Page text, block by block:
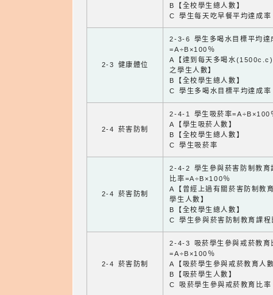
B【全校學生總人數】
C 學生每天吃早餐平均達成率
2-3 健康體位
2-3-6 學生多喝水目標平均達
=A÷B×100％
A【達到每天多喝水
之學生人數】
B【全校學生總人數】
C 學生多喝水目標平均達成率
2-4 菸害防制
2-4-1 學生吸菸率=A÷B×100
A【學生吸菸人數】
B【全校學生總人數】
C 學生吸菸率
2-4 菸害防制
2-4-2 學生參與菸害防制教育
比率=A÷B×100％
A【曾經上過有關菸害防制教
學生人數】
B【全校學生總人數】
C 學生參與菸害防制教育課程
2-4 菸害防制
2-4-3 吸菸學生參與戒菸教育
=A÷B×100％
A【吸菸學生參與戒菸教育人
B【吸菸學生人數】
C 吸菸學生參與戒菸教育比率